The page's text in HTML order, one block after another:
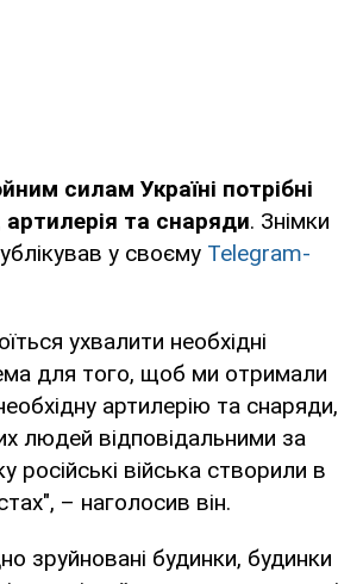
силам Україні потрібні
артилерія та снаряди. Знімки
у своєму Telegram-
ухвалити необхідні
для того, щоб ми отримали
артилерію та снаряди,
людей відповідальними за
російські війська створили в
– наголосив він.
зруйновані будинки, будинки